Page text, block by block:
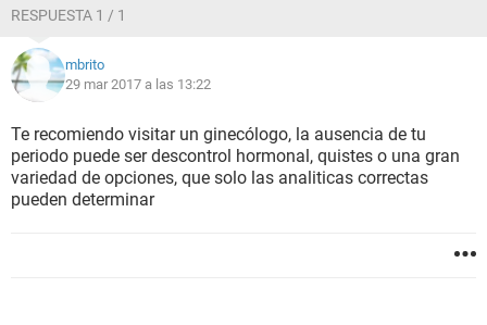
RESPUESTA 1 / 1
mbrito
29 mar 2017 a las 13:22
Te recomiendo visitar un ginecólogo, la ausencia de tu
periodo puede ser descontrol hormonal, quistes o una gran
variedad de opciones, que solo las analiticas correctas
pueden determinar